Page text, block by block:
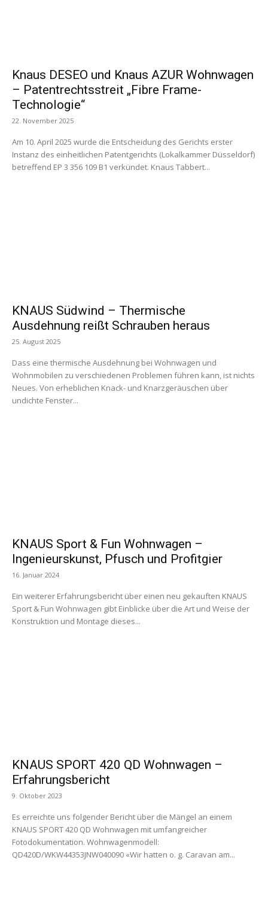
Knaus DESEO und Knaus AZUR Wohnwagen
– Patentrechtsstreit „Fibre Frame-
Technologie“
22. November 2025
Am 10. April 2025 wurde die Entscheidung des Gerichts erster
Instanz des einheitlichen Patentgerichts (Lokalkammer Düsseldorf)
betreffend EP 3 356 109 B1 verkündet. Knaus Tabbert...
KNAUS Südwind – Thermische
Ausdehnung reißt Schrauben heraus
25. August 2025
Dass eine thermische Ausdehnung bei Wohnwagen und
Wohnmobilen zu verschiedenen Problemen führen kann, ist nichts
Neues. Von erheblichen Knack- und Knarzgeräuschen über
undichte Fenster...
KNAUS Sport & Fun Wohnwagen –
Ingenieurskunst, Pfusch und Profitgier
16. Januar 2024
Ein weiterer Erfahrungsbericht über einen neu gekauften KNAUS
Sport & Fun Wohnwagen gibt Einblicke über die Art und Weise der
Konstruktion und Montage dieses...
KNAUS SPORT 420 QD Wohnwagen –
Erfahrungsbericht
9. Oktober 2023
Es erreichte uns folgender Bericht über die Mängel an einem
KNAUS SPORT 420 QD Wohnwagen mit umfangreicher
Fotodokumentation. Wohnwagenmodell:
QD420D/WKW44353JNW040090 «Wir hatten o. g. Caravan am...